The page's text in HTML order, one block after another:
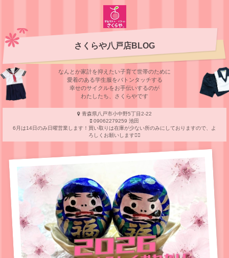
さくらや八戸店BLOG
なんとか家計を抑えたい子育て世帯のために
愛着のある学⽣服をバトンタッチする
幸せのサイクルをお⼿伝いするのが
わたしたち、さくらやです
青森県八戸市小中野5丁目2-22
09062279259 池田
6月は14日のみ日曜営業します！買い取りは在庫が少ない所のみにしておりますので、よ
ろしくお願いします🙇‍♀️